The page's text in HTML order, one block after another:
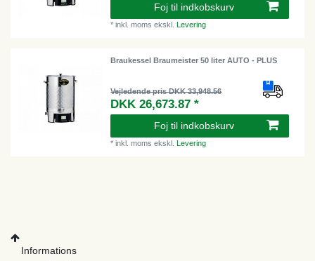
Foj til indkobskurv
*inkl. moms ekskl.Levering
Braukessel Braumeister 50 liter AUTO - PLUS
Vejledende pris DKK 33,948.56
DKK 26,673.87 *
Foj til indkobskurv
*inkl. moms ekskl.Levering
Informations